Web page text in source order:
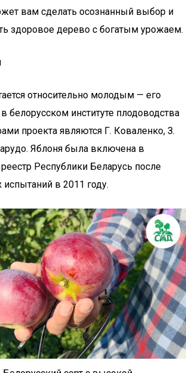
вам сделать осознанный выбор и
здоровое дерево с богатым урожаем.
относительно молодым — его
белорусском институте плодоводства
проекта являются Г. Коваленко, З.
Яблоня была включена в
Республики Беларусь после
в 2011 году.